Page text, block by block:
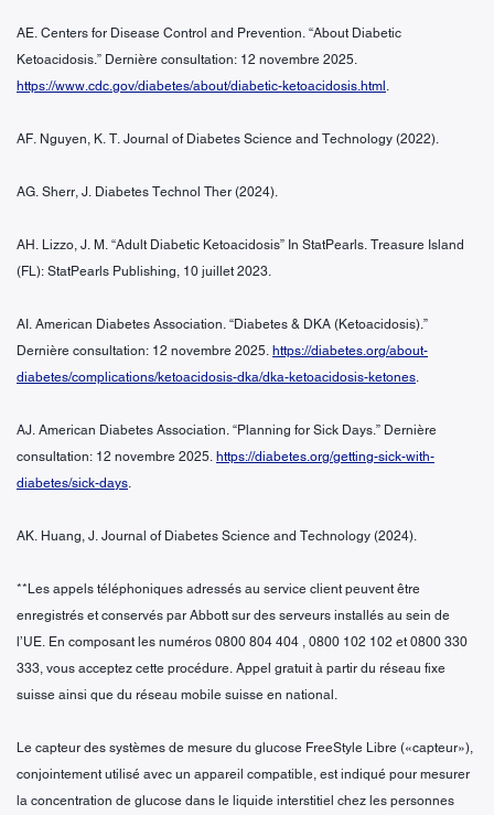
AE. Centers for Disease Control and Prevention. “About Diabetic
Ketoacidosis.” Dernière consultation: 12 novembre 2025.
https://www.cdc.gov/diabetes/about/diabetic-ketoacidosis.html .
AF. Nguyen, K. T. Journal of Diabetes Science and Technology (2022).
AG. Sherr, J. Diabetes Technol Ther (2024).
AH. Lizzo, J. M. “Adult Diabetic Ketoacidosis” In StatPearls. Treasure Island
(FL): StatPearls Publishing, 10 juillet 2023.
AI. American Diabetes Association. “Diabetes & DKA (Ketoacidosis).”
Dernière consultation: 12 novembre 2025. https://diabetes.org/about-
diabetes/complications/ketoacidosis-dka/dka-ketoacidosis-ketones.
AJ. American Diabetes Association. “Planning for Sick Days.” Dernière
consultation: 12 novembre 2025. https://diabetes.org/getting-sick-with-
diabetes/sick-days.
AK. Huang, J. Journal of Diabetes Science and Technology (2024).
**Les appels téléphoniques adressés au service client peuvent être
enregistrés et conservés par Abbott sur des serveurs installés au sein de
l’UE. En composant les numéros 0800 804 404 , 0800 102 102 et 0800 330
333, vous acceptez cette procédure. Appel gratuit à partir du réseau fixe
suisse ainsi que du réseau mobile suisse en national.
Le capteur des systèmes de mesure du glucose FreeStyle Libre («capteur»),
conjointement utilisé avec un appareil compatible, est indiqué pour mesurer
la concentration de glucose dans le liquide interstitiel chez les personnes